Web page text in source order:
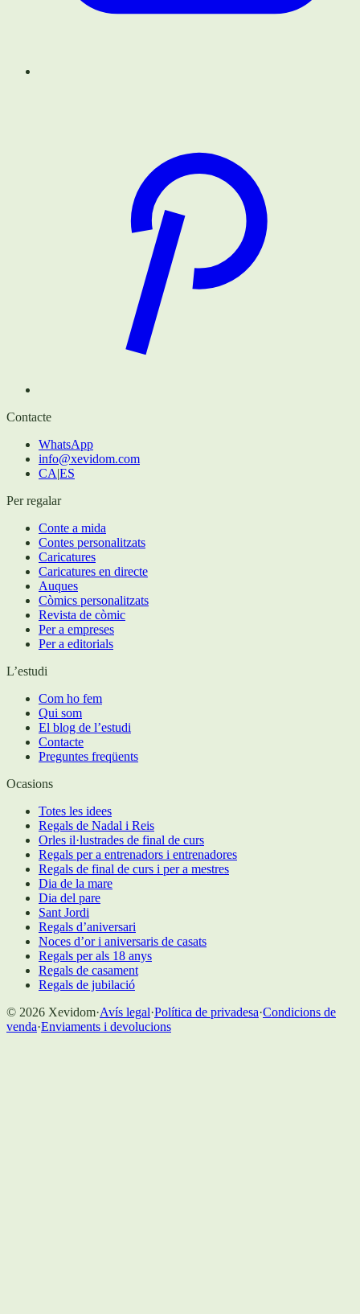
Contacte
WhatsApp
info@xevidom.com
CA|ES
Per regalar
Conte a mida
Contes personalitzats
Caricatures
Caricatures en directe
Auques
Còmics personalitzats
Revista de còmic
Per a empreses
Per a editorials
L’estudi
Com ho fem
Qui som
El blog de l’estudi
Contacte
Preguntes freqüents
Ocasions
Totes les idees
Regals de Nadal i Reis
Orles il·lustrades de final de curs
Regals per a entrenadors i entrenadores
Regals de final de curs i per a mestres
Dia de la mare
Dia del pare
Sant Jordi
Regals d’aniversari
Noces d’or i aniversaris de casats
Regals per als 18 anys
Regals de casament
Regals de jubilació
© 2026 Xevidom·Avís legal·Política de privadesa·Condicions de
venda·Enviaments i devolucions